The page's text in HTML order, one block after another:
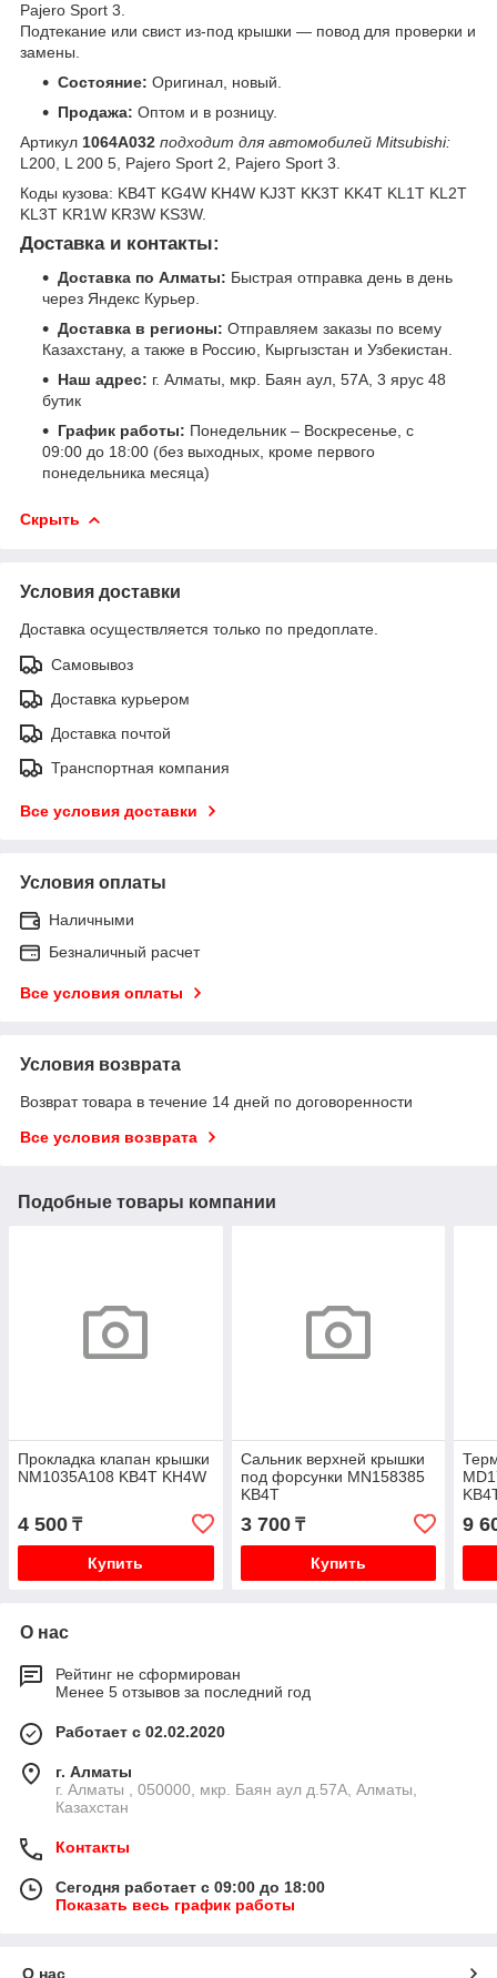
Pajero Sport 3.
Подтекание или свист из-под крышки — повод для проверки и
замены.
Состояние: Оригинал, новый.
Продажа: Оптом и в розницу.
Артикул 1064A032 подходит для автомобилей Mitsubishi:
L200, L 200 5, Pajero Sport 2, Pajero Sport 3.
Коды кузова: KB4T KG4W KH4W KJ3T KK3T KK4T KL1T KL2T
KL3T KR1W KR3W KS3W.
Доставка и контакты:
Доставка по Алматы: Быстрая отправка день в день
через Яндекс Курьер.
Доставка в регионы: Отправляем заказы по всему
Казахстану, а также в Россию, Кыргызстан и Узбекистан.
Наш адрес: г. Алматы, мкр. Баян аул, 57А, 3 ярус 48
бутик
График работы: Понедельник – Воскресенье, с
09:00 до 18:00 (без выходных, кроме первого
понедельника месяца)
Скрыть
Условия доставки
Доставка осуществляется только по предоплате.
Самовывоз
Доставка курьером
Доставка почтой
Транспортная компания
Все условия доставки
Условия оплаты
Наличными
Безналичный расчет
Все условия оплаты
Условия возврата
Возврат товара в течение 14 дней по договоренности
Все условия возврата
Подобные товары компании
Прокладка клапан крышки
NM1035A108 KB4T KH4W
4 500 ₸
Купить
Сальник верхней крышки
под форсунки MN158385
KB4T
3 700₸
Купить
9
О нас
Рейтинг не сформирован
Менее 5 отзывов за последний год
Работает с 02.02.2020
г. Алматы
г. Алматы , 050000, мкр. Баян аул д.57А, Алматы,
Казахстан
Контакты
Сегодня работает с 09:00 до 18:00
Показать весь график работы
О нас